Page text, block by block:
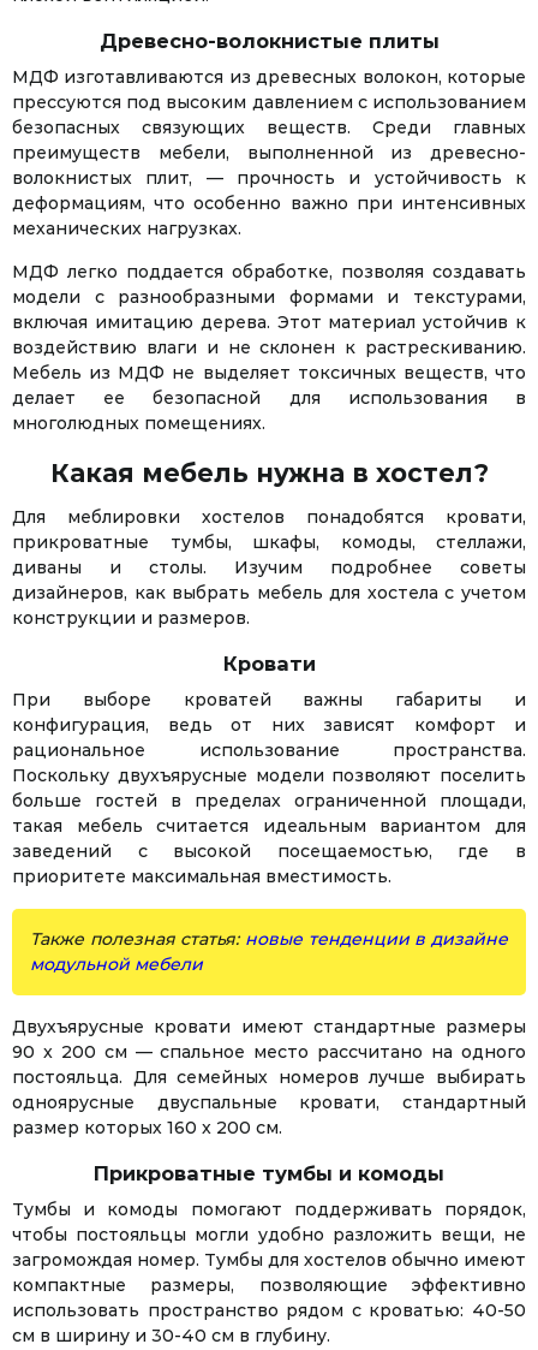
Древесно-волокнистые плиты
МДФ изготавливаются из древесных волокон, которые
прессуются под высоким давлением с использованием
безопасных связующих веществ. Среди главных
преимуществ мебели, выполненной из древесно-
волокнистых плит, — прочность и устойчивость к
деформациям, что особенно важно при интенсивных
механических нагрузках.
МДФ легко поддается обработке, позволяя создавать
модели с разнообразными формами и текстурами,
включая имитацию дерева. Этот материал устойчив к
воздействию влаги и не склонен к растрескиванию.
Мебель из МДФ не выделяет токсичных веществ, что
делает ее безопасной для использования в
многолюдных помещениях.
Какая мебель нужна в хостел?
Для меблировки хостелов понадобятся кровати,
прикроватные тумбы, шкафы, комоды, стеллажи,
диваны и столы. Изучим подробнее советы
дизайнеров, как выбрать мебель для хостела с учетом
конструкции и размеров.
Кровати
При выборе кроватей важны габариты и
конфигурация, ведь от них зависят комфорт и
рациональное использование пространства.
Поскольку двухъярусные модели позволяют поселить
больше гостей в пределах ограниченной площади,
такая мебель считается идеальным вариантом для
заведений с высокой посещаемостью, где в
приоритете максимальная вместимость.
Также полезная статья: новые тенденции в дизайне
модульной мебели
Двухъярусные кровати имеют стандартные размеры
90 x 200 см — спальное место рассчитано на одного
постояльца. Для семейных номеров лучше выбирать
одноярусные двуспальные кровати, стандартный
размер которых 160 x 200 см.
Прикроватные тумбы и комоды
Тумбы и комоды помогают поддерживать порядок,
чтобы постояльцы могли удобно разложить вещи, не
загромождая номер. Тумбы для хостелов обычно имеют
компактные размеры, позволяющие эффективно
использовать пространство рядом с кроватью: 40-50
см в ширину и 30-40 см в глубину.